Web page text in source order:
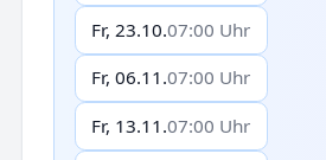
Fr, 23.10.07:00 Uhr
Fr, 06.11.07:00 Uhr
Fr, 13.11.07:00 Uhr